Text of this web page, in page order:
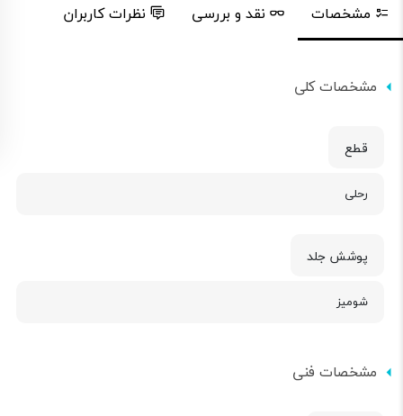
مشخصات نقد و بررسی نظرات کاربران
مشخصات کلی
قطع
رحلی
پوشش جلد
شومیز
مشخصات فنی